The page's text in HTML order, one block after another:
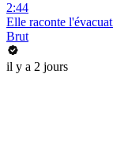
2:44
Elle raconte
Brut
il y a 2 jours